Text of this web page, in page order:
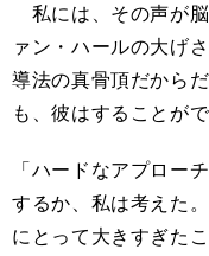
私には、その声が
ァン・ハールの大げ
導法の真骨頂だから
も、彼はすることが
「ハードなアプロー
するか、私は考えた
にとって大きすぎた